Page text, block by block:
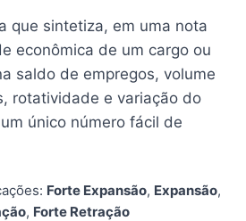
que sintetiza, em uma nota
econômica de um cargo ou
saldo de empregos, volume
rotatividade e variação do
único número fácil de
Forte Expansão, Expansão,
, Forte Retração